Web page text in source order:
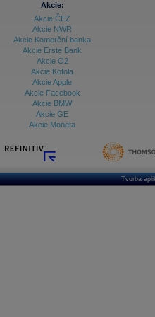
Akcie:
Akcie ČEZ
Akcie NWR
Akcie Komerční banka
Akcie Erste Bank
Akcie O2
Akcie Kofola
Akcie Apple
Akcie Facebook
Akcie BMW
Akcie GE
Akcie Moneta
Tvorba